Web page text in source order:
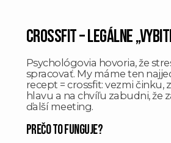
Crossfit – legálne
Psychológovia hovoria, že
spracovať. My máme ten
recept = crossfit: vezmi činku,
hlavu a na chvíľu zabudni, že
ďalší meeting.
Prečo to funguje?